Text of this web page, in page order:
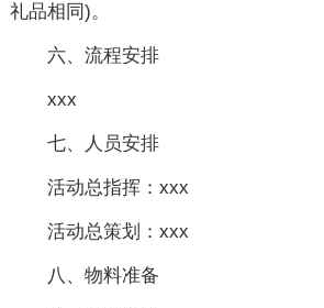
礼品相同)。
六、流程安排
xxx
七、人员安排
活动总指挥：xxx
活动总策划：xxx
八、物料准备